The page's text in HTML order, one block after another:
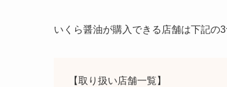
いくら醤油が購入できる店舗は下記の3
【取り扱い店舗一覧】